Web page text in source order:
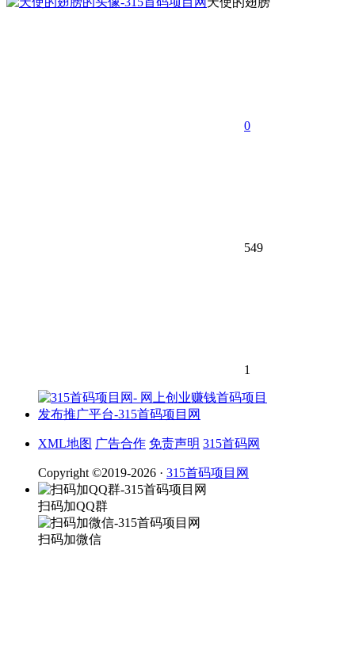
0
549
1
XML地图 广告合作 免责声明 315首码网
Copyright ©2019-2026 · 315首码项目网
扫码加QQ群
扫码加微信